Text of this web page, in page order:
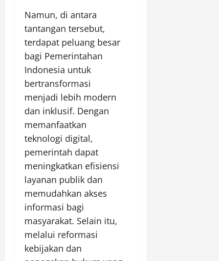
Namun, di antara
tantangan tersebut,
terdapat peluang besar
bagi Pemerintahan
Indonesia untuk
bertransformasi
menjadi lebih modern
dan inklusif. Dengan
memanfaatkan
teknologi digital,
pemerintah dapat
meningkatkan efisiensi
layanan publik dan
memudahkan akses
informasi bagi
masyarakat. Selain itu,
melalui reformasi
kebijakan dan